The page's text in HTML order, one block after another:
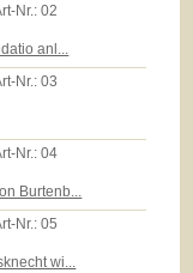
Nr.:02
anl...
Nr.:03
Nr.:04
Burtenb...
Nr.:05
wi...